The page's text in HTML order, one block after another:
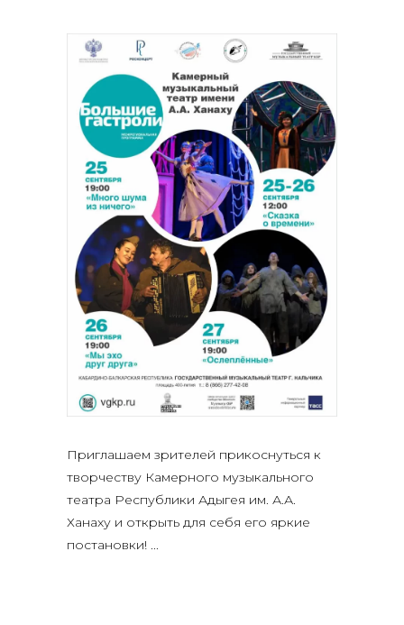
Приглашаем зрителей прикоснуться к
творчеству Камерного музыкального
театра Республики Адыгея им. А.А.
Ханаху и открыть для себя его яркие
постановки!